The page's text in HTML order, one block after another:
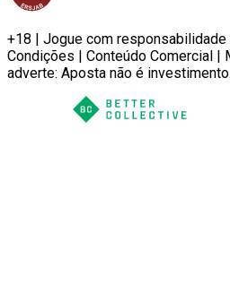
+18 | Jogue com
Condições | Conteúdo Comercial |
adverte: Aposta não é investimento.